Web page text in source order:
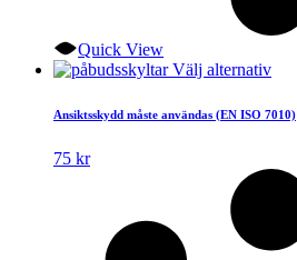
Quick View
Välj alternativDen
kan
Ansiktsskydd måste användas (EN ISO 7010)
75 kr